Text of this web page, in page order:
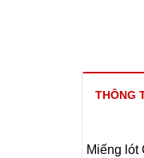
THÔNG
Miếng lót